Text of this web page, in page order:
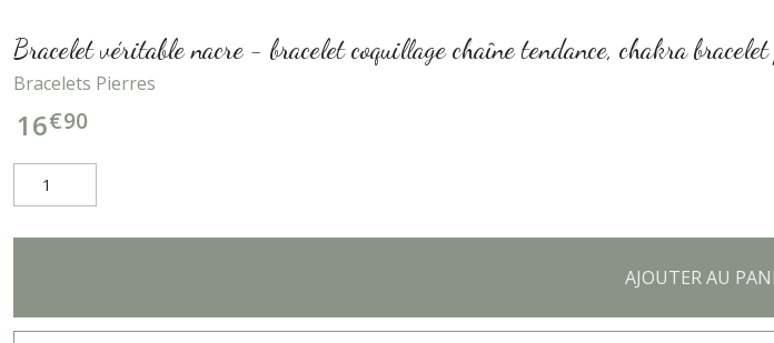
Bracelet véritable nacre - bracelet coquillage chaîne tendance, chakra
Bracelets Pierres
16€90
AJOUTER AU